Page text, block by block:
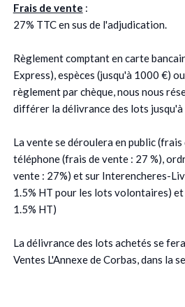
Frais de vente :
27% TTC en sus de l'adjudication.
Règlement comptant en carte
Express), espèces (jusqu'à 1000 €)
règlement par chèque, nous nous
différer la délivrance des lots
La vente se déroulera en public (frais
téléphone (frais de vente : 27 %),
vente : 27%) et sur Interencheres-
1.5% HT pour les lots volontaires)
1.5% HT)
La délivrance des lots achetés se
Ventes L'Annexe de Corbas, dans la